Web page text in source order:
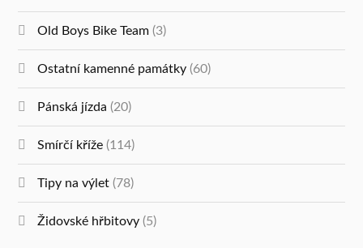
Old Boys Bike Team (3)
Ostatní kamenné památky (60)
Pánská jízda (20)
Smírčí kříže (114)
Tipy na výlet (78)
Židovské hřbitovy (5)